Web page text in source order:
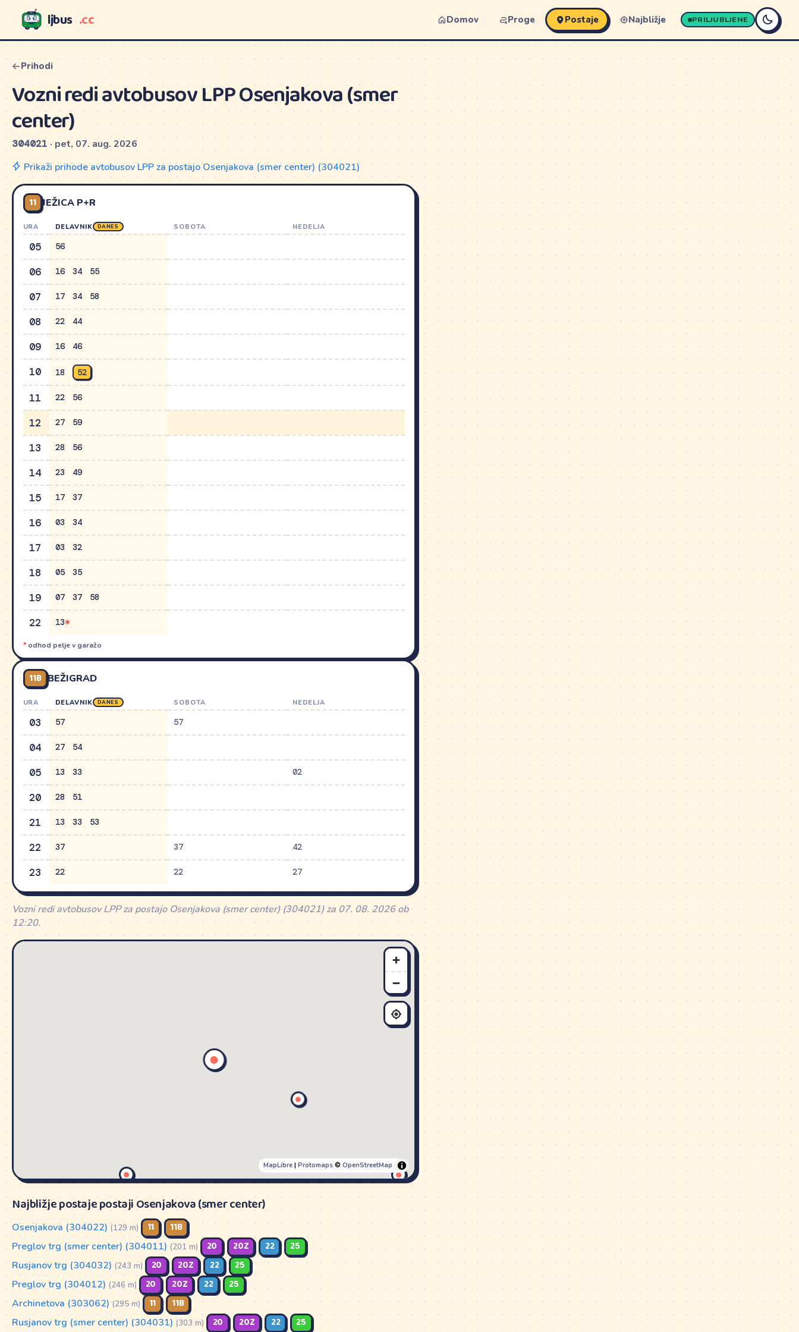
LJBUS ljbus .cc Domov Proge Postaje Najbližje PRILJUBLJENE
Prihodi
Vozni redi avtobusov LPP Osenjakova (smer
center)
304021 · pet, 07. aug. 2026
Prikaži prihode avtobusov LPP za postajo Osenjakova (smer center) (304021)
11 JEŽICA P+R
URA DELAVNIK DANES SOBOTA NEDELJA
05 56
06 16 34 55
07 17 34 58
08 22 44
09 16 46
10 18 52
11 22 56
12 27 59
13 28 56
14 23 49
15 17 37
16 03 34
17 03 32
18 05 35
19 07 37 58
22 13
*odhod pelje v garažo
11B BEŽIGRAD
URA DELAVNIK DANES SOBOTA NEDELJA
03 57 57
04 27 54
05 13 33 02
20 28 51
21 13 33 53
22 37 37 42
23 22 22 27
Vozni redi avtobusov LPP za postajo Osenjakova (smer center) (304021) za 07. 08. 2026 ob
12:20.
MapLibre| Protomaps© OpenStreetMap
Najbližje postaje postaji Osenjakova (smer center)
Osenjakova (304022) (129 m) 11 11B
Preglov trg (smer center) (304011) (201 m) 20 20Z 22 25
Rusjanov trg (304032) (243 m) 20 20Z 22 25
Preglov trg (304012) (246 m) 20 20Z 22 25
Archinetova (303062) (295 m) 11 11B
Rusjanov trg (smer center) (304031) (303 m) 20 20Z 22 25